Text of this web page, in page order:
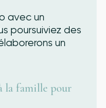
avec un
poursuiviez des
un
la famille pour